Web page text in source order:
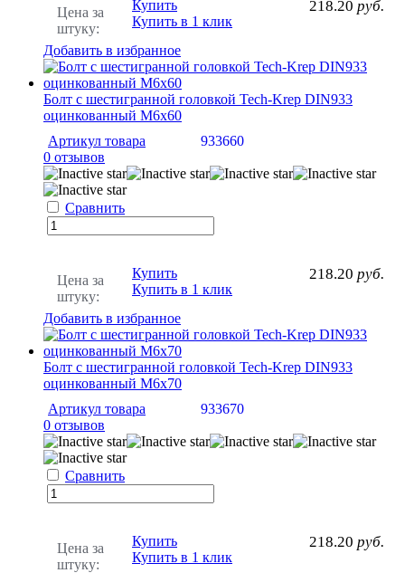
Цена за
штуку:
218.20 руб.
Купить
Купить в 1 клик
Добавить в избранное
Болт с шестигранной головкой Tech-Krep DIN933
оцинкованный М6х60
Артикул товара
933660
0 отзывов
Сравнить
Цена за
штуку:
218.20 руб.
Купить
Купить в 1 клик
Добавить в избранное
Болт с шестигранной головкой Tech-Krep DIN933
оцинкованный М6х70
Артикул товара
933670
0 отзывов
Сравнить
Цена за
штуку:
218.20 руб.
Купить
Купить в 1 клик